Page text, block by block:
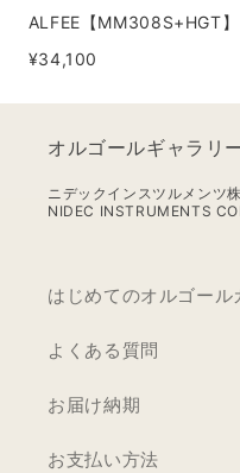
ALFEE【MM308S+HGT】
¥34,100
オルゴールギャラリ
ニデックインスツルメンツ
NIDEC INSTRUMENTS
はじめてのオルゴール
よくある質問
お届け納期
お支払い方法